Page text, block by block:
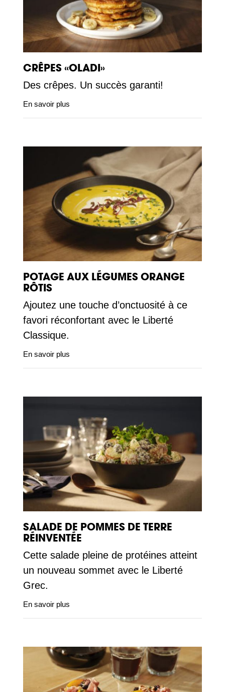
CRÊPES «OLADI»
Des crêpes. Un succès garanti!
En savoir plus
POTAGE AUX LÉGUMES ORANGE
RÔTIS
Ajoutez une touche d’onctuosité à ce
favori réconfortant avec le Liberté
Classique.
En savoir plus
SALADE DE POMMES DE TERRE
RÉINVENTÉE
Cette salade pleine de protéines atteint
un nouveau sommet avec le Liberté
Grec.
En savoir plus